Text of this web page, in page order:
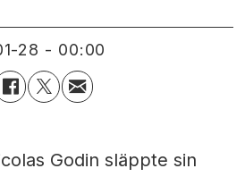
28 - 00:00
Godin släppte sin